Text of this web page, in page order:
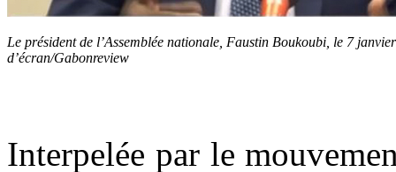
Le président de l’Assemblée nationale, Faustin Boukoubi, le 7
d’écran/Gabonreview
Interpelée par le